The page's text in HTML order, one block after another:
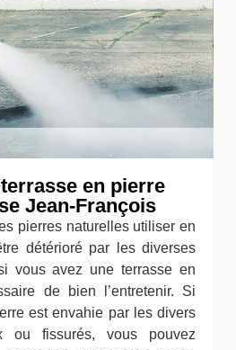
en pierre
Jean-François
pierres naturelles utiliser en
détérioré par les diverses
vous avez une terrasse en
de bien l’entretenir. Si
est envahie par les divers
ou fissurés, vous pouvez